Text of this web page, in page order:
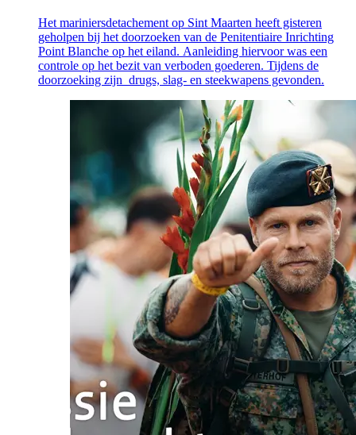
Het mariniersdetachement op Sint Maarten heeft gisteren
geholpen bij het doorzoeken van de Penitentiaire Inrichting
Point Blanche op het eiland. Aanleiding hiervoor was een
controle op het bezit van verboden goederen. Tijdens de
doorzoeking zijn drugs, slag- en steekwapens gevonden.